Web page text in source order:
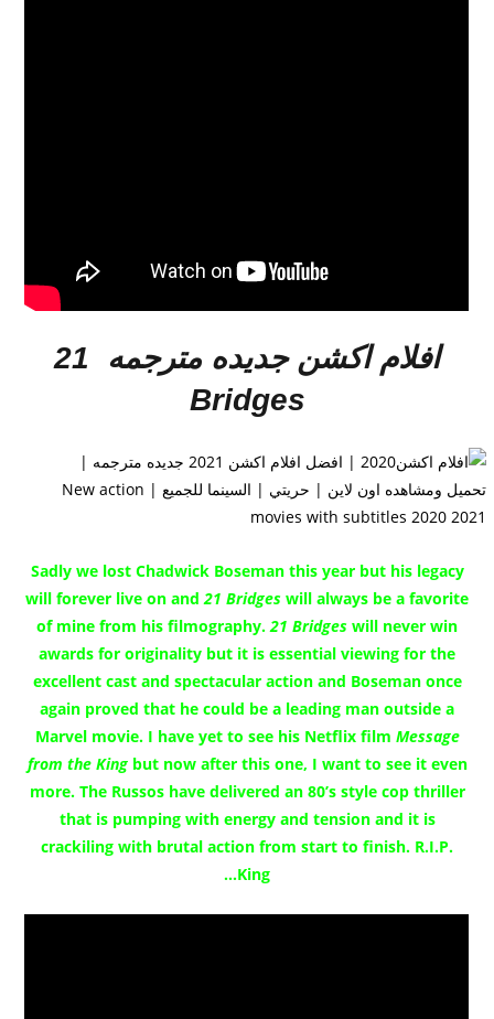
افلام اكشن جديده مترجمه
21
Bridges
Sadly we lost Chadwick Boseman this year but his legacy
will forever live on and 21 Bridges will always be a favorite
of mine from his filmography. 21 Bridges will never win
awards for originality but it is essential viewing for the
excellent cast and spectacular action and Boseman once
again proved that he could be a leading man outside a
Marvel movie. I have yet to see his Netflix film Message
from the Kingbut now after this one, I want to see it even
more. The Russos have delivered an 80’s style cop thriller
that is pumping with energy and tension and it is
crackiling with brutal action from start to finish. R.I.P.
King…